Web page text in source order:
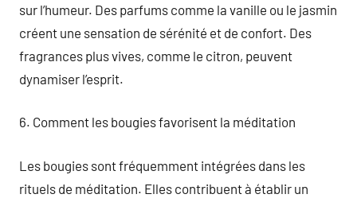
sur l’humeur. Des parfums comme la vanille ou le jasmin
créent une sensation de sérénité et de confort. Des
fragrances plus vives, comme le citron, peuvent
dynamiser l’esprit.
6. Comment les bougies favorisent la méditation
Les bougies sont fréquemment intégrées dans les
rituels de méditation. Elles contribuent à établir un